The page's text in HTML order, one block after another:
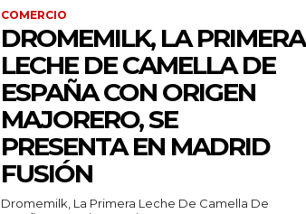
COMERCIO
DROMEMILK, LA PRIMERA
LECHE DE CAMELLA DE
ESPAÑA CON ORIGEN
MAJORERO, SE
PRESENTA EN MADRID
FUSIÓN
Dromemilk, La Primera Leche De Camella De